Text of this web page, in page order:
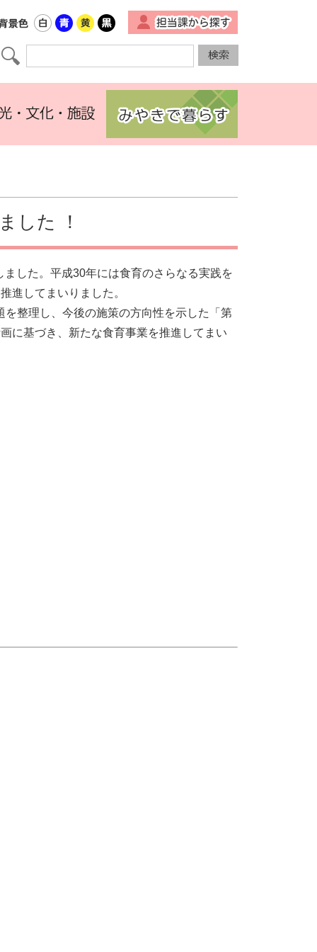
した ！
した。平成30年には食育のさらなる実践を
進してまいりました。
整理し、今後の施策の方向性を示した「第
に基づき、新たな食育事業を推進してまい